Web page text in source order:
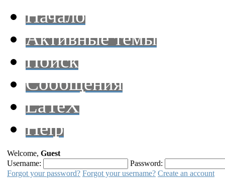
Начало
Активные темы
Поиск
Сообщения
LaTeX
Help
Welcome, Guest
Username:
Password:
Forgot your password? Forgot your username? Create an account